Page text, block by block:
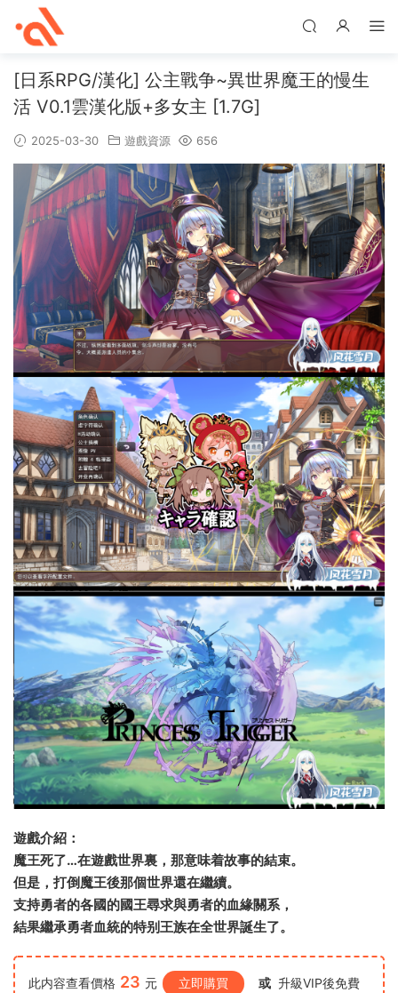
[日系RPG/漢化] 公主戰争~異世界魔王的慢生
活 V0.1雲漢化版+多女主 [1.7G]
2025-03-30 遊戲資源 656
遊戲介紹：
魔王死了…在遊戲世界裏，那意味着故事的結束。
但是，打倒魔王後那個世界還在繼續。
支持勇者的各國的國王尋求與勇者的血緣關系，
結果繼承勇者血統的特别王族在全世界誕生了。
此内容查看價格 23 元 立即購買 或 升級VIP後免費